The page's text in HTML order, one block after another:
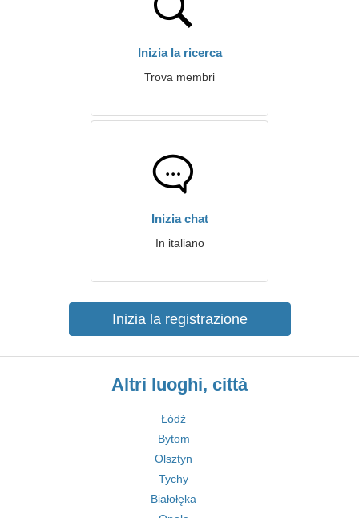
Inizia la ricerca
Trova membri
Inizia chat
In italiano
Inizia la registrazione
Altri luoghi, città
Łódź
Bytom
Olsztyn
Tychy
Białołęka